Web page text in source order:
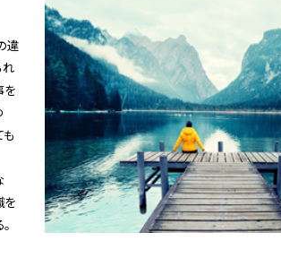
違
を
を